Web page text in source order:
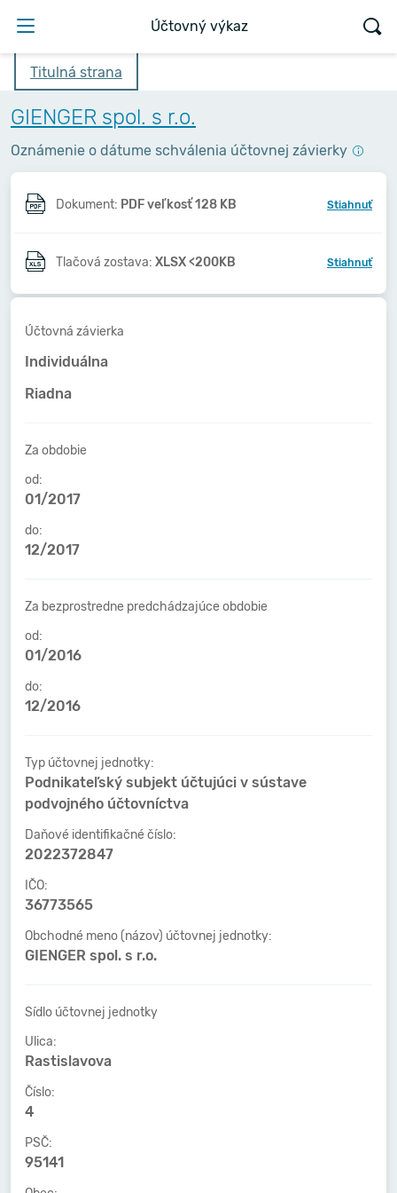
Účtovný výkaz
Titulná strana
GIENGER spol. s r.o.
Oznámenie o dátume schválenia účtovnej závierky
Dokument: PDF veľkosť 128 KB Stiahnuť
Tlačová zostava: XLSX <200KB Stiahnuť
Účtovná závierka
Individuálna
Riadna
Za obdobie
od:
01/2017
do:
12/2017
Za bezprostredne predchádzajúce obdobie
od:
01/2016
do:
12/2016
Typ účtovnej jednotky:
Podnikateľský subjekt účtujúci v sústave
podvojného účtovníctva
Daňové identifikačné číslo:
2022372847
IČO:
36773565
Obchodné meno (názov) účtovnej jednotky:
GIENGER spol. s r.o.
Sídlo účtovnej jednotky
Ulica:
Rastislavova
Číslo:
4
PSČ:
95141